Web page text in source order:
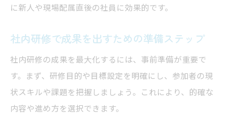
に新人や現場配属直後の社員に効果的です。
社内研修で成果を出すための準備ステップ
社内研修の成果を最大化するには、事前準備が重要で
す。まず、研修目的や目標設定を明確にし、参加者の現
状スキルや課題を把握しましょう。これにより、的確な
内容や進め方を選択できます。